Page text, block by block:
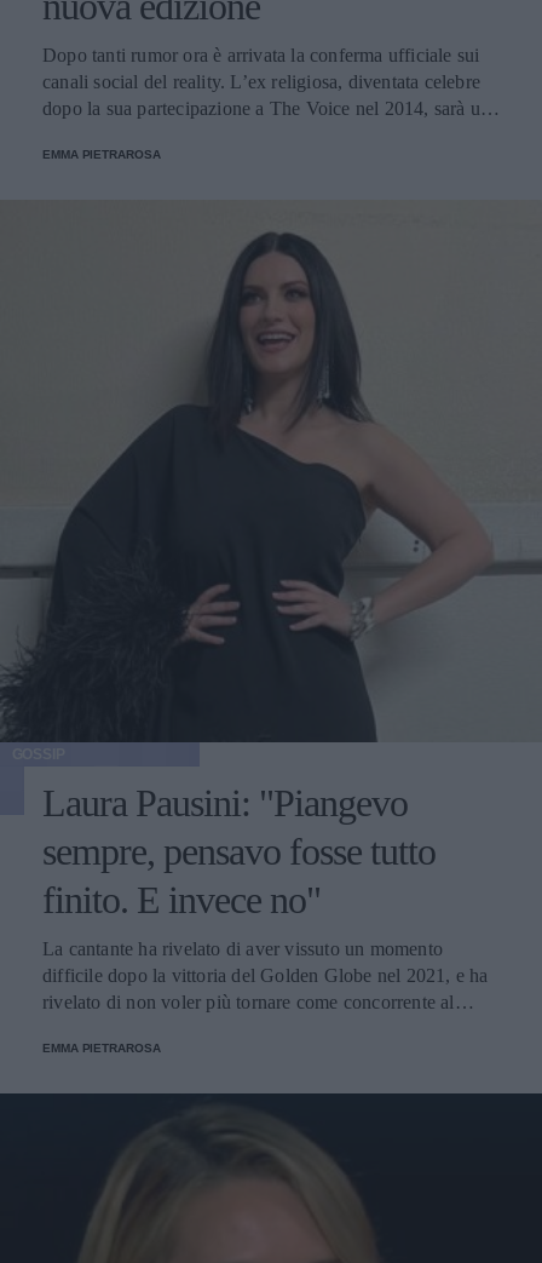
Dopo tanti rumor ora è arrivata la conferma ufficiale sui
canali social del reality. L’ex religiosa, diventata celebre
dopo la sua partecipazione a The Voice nel 2014, sarà una
EMMA PIETRAROSA
Laura Pausini: "Piangevo
sempre, pensavo fosse tutto
finito. E invece no"
La cantante ha rivelato di aver vissuto un momento
difficile dopo la vittoria del Golden Globe nel 2021, e ha
rivelato di non voler più tornare come concorrente al
EMMA PIETRAROSA